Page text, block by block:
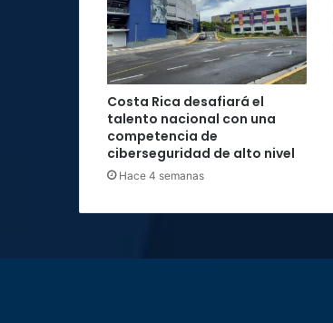
Costa Rica desafiará el
talento nacional con una
competencia de
ciberseguridad de alto nivel
Hace 4 semanas